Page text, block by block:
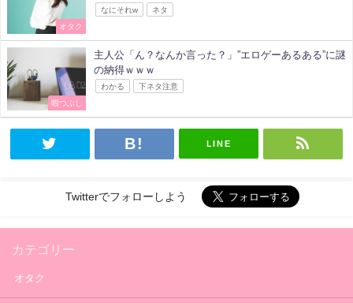
オタク
なにそれw ネタ
暇つぶし
主人公「ん？なんか言った？」”エロゲーあるある”に謎
の納得ｗｗｗ
わかる 下ネタ注意
LINE
Twitterでフォローしよう
カテゴリー
オタク